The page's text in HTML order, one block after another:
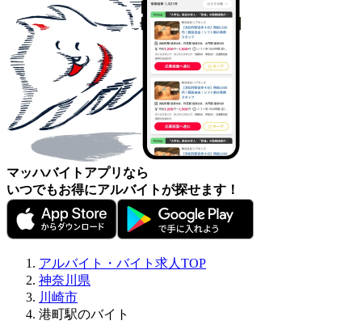
マッハバイトアプリなら
いつでもお得にアルバイトが探せます！
アルバイト・バイト求人TOP
神奈川県
川崎市
港町駅のバイト